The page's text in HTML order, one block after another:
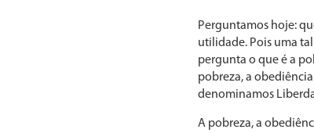
Perguntamos hoje:
utilidade. Pois uma
pergunta o que é a
pobreza, a
denomina­mos
A pobreza, a